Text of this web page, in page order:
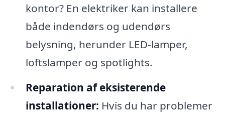
kontor? En elektriker kan installere
både indendørs og udendørs
belysning, herunder LED-lamper,
loftslamper og spotlights.
Reparation af eksisterende
installationer: Hvis du har problemer